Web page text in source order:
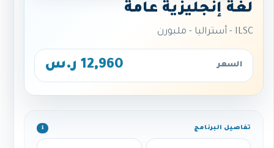
لغة إنجليزية عامة
ILSC - أستراليا - ملبورن
السعر 12,960 ر.س
تفاصيل البرنامج ℹ️